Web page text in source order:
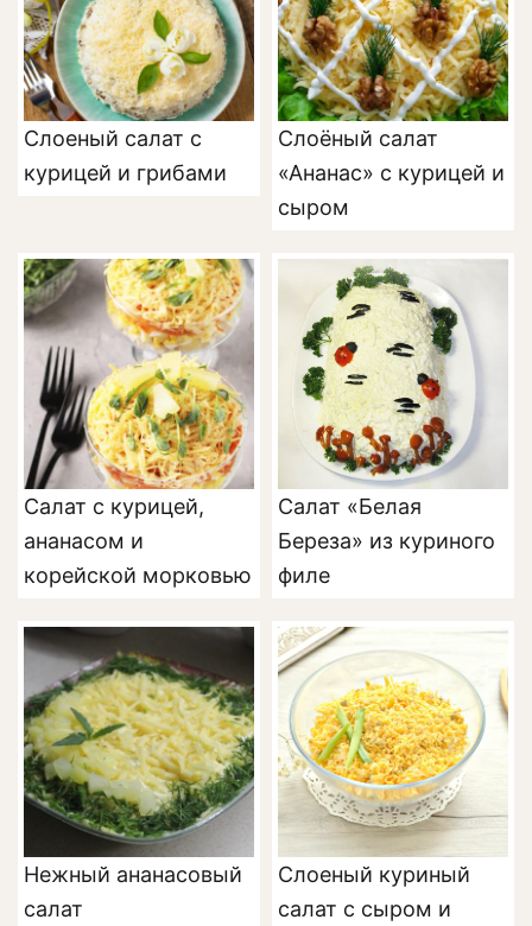
Слоеный салат с
курицей и грибами
Слоёный салат
«Ананас» с курицей и
сыром
Салат с курицей,
ананасом и
корейской морковью
Салат «Белая
Береза» из куриного
филе
Нежный ананасовый
салат
Слоеный куриный
салат с сыром и